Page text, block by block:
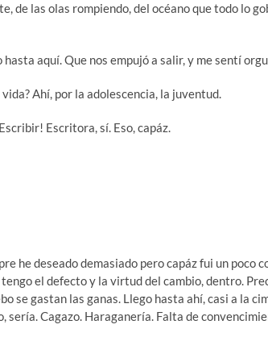
de las olas rompiendo, del océano que todo lo
aquí. Que nos empujó a salir, y me sentí
Ahí, por la adolescencia, la juventud.
Escritora, sí. Eso, capáz.
he deseado demasiado pero capáz fui un poco
el defecto y la virtud del cambio, dentro.
se gastan las ganas. Llego hasta ahí, casi a la
sería. Cagazo. Haraganería. Falta de